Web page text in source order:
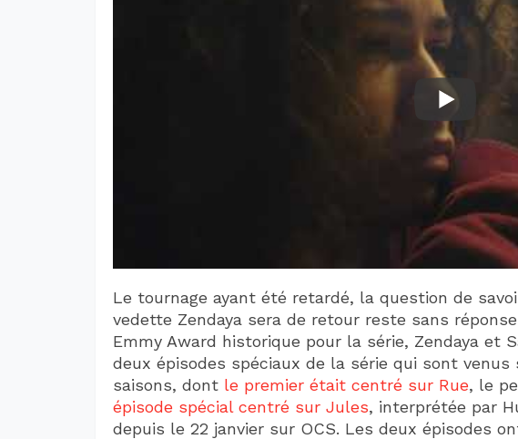
Le tournage ayant été retardé, la question de
vedette Zendaya sera de retour reste sans
Emmy Award historique pour la série, Zendaya et
deux épisodes spéciaux de la série qui sont venus
saisons, dont le premier était centré sur Rue, le
épisode spécial centré sur Jules, interprétée par
depuis le 22 janvier sur OCS. Les deux épisodes